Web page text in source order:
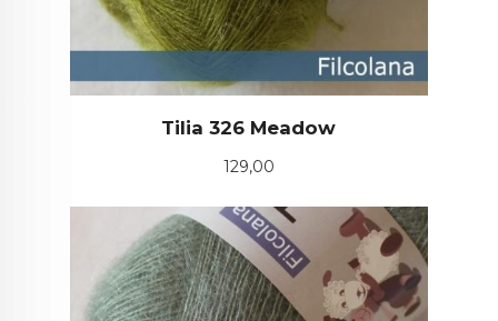
Tilia 326 Meadow
Pris
129,00